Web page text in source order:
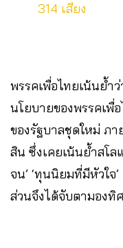
314 เสียง
พรรคเพื่อไทยเน้นย้ำ
นโยบายของพรรคเพื่
ของรัฐบาลชุดใหม่ ภ
สิน ซึ่งเคยเน้นย้ำสโล
จน’ ‘ทุนนิยมที่มีหัวใจ
ส่วนจึงได้จับตามองทิ